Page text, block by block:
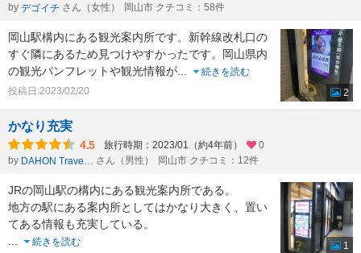
by デゴイチ さん（女性） 岡山市 クチコミ：58件
岡山駅構内にある観光案内所です。新幹線改札口の
すぐ隣にあるため見つけやすかったです。岡山県内
の観光パンフレットや観光情報が...
続きを読む
投稿日:2023/02/20
2
かなり充実
4.5 旅行時期：2023/01（約4年前）
0
by
DAHON Traveler さん（男性） 岡山市 クチコミ：12件
JRの岡山駅の構内にある観光案内所である。
地方の駅にある案内所としてはかなり大きく、置い
てある情報も充実している。
...
続きを読む
1